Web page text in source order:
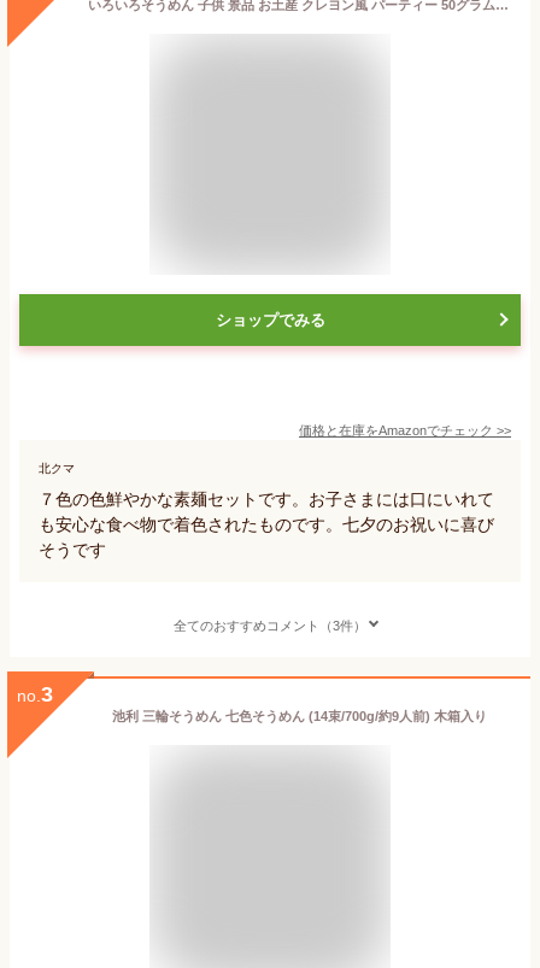
いろいろそうめん 子供 景品 お土産 クレヨン風 パーティー 50グラム (x 7)
ショップでみる
価格と在庫をAmazonでチェック >>
北クマ
７色の色鮮やかな素麺セットです。お子さまには口にいれて
も安心な食べ物で着色されたものです。七夕のお祝いに喜び
そうです
全てのおすすめコメント（3件）
no. 3
池利 三輪そうめん 七色そうめん (14束/700g/約9人前) 木箱入り